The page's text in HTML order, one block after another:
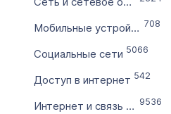
до
Без цены
Количество
Мобильные устройства, телефония 708
Социальные сети 5066
Доступ в интернет 542
Интернет и связь (другое) 9536